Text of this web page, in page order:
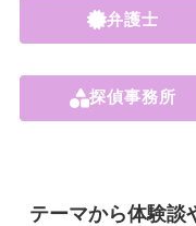
弁護士
探偵事務所
テーマから体験談